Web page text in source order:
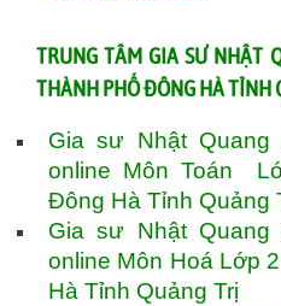
TRUNG TÂM GIA SƯ NHẬT
THÀNH PHỐ ĐÔNG HÀ TỈNH
Gia sư Nhật
online Môn Toán
Đông Hà Tỉnh Quảng
Gia sư Nhật
online Môn Hoá Lớp
Hà Tỉnh Quảng Trị